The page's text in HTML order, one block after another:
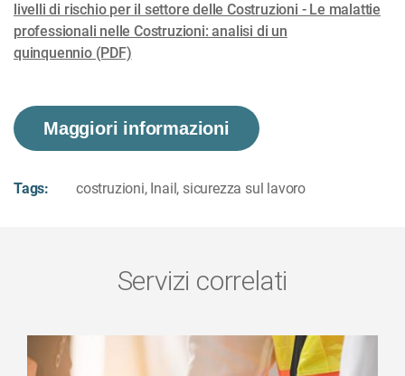
livelli di rischio per il settore delle Costruzioni - Le malattie
professionali nelle Costruzioni: analisi di un
quinquennio (PDF)
Maggiori informazioni
Tags: costruzioni, Inail , sicurezza sul lavoro
Servizi correlati